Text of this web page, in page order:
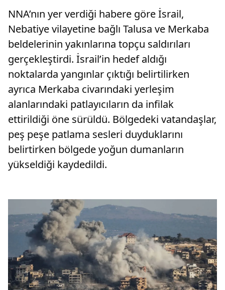
NNA’nın yer verdiği habere göre İsrail,
Nebatiye vilayetine bağlı Talusa ve Merkaba
beldelerinin yakınlarına topçu saldırıları
gerçekleştirdi. İsrail’in hedef aldığı
noktalarda yangınlar çıktığı belirtilirken
ayrıca Merkaba civarındaki yerleşim
alanlarındaki patlayıcıların da infilak
ettirildiği öne sürüldü. Bölgedeki vatandaşlar,
peş peşe patlama sesleri duyduklarını
belirtirken bölgede yoğun dumanların
yükseldiği kaydedildi.